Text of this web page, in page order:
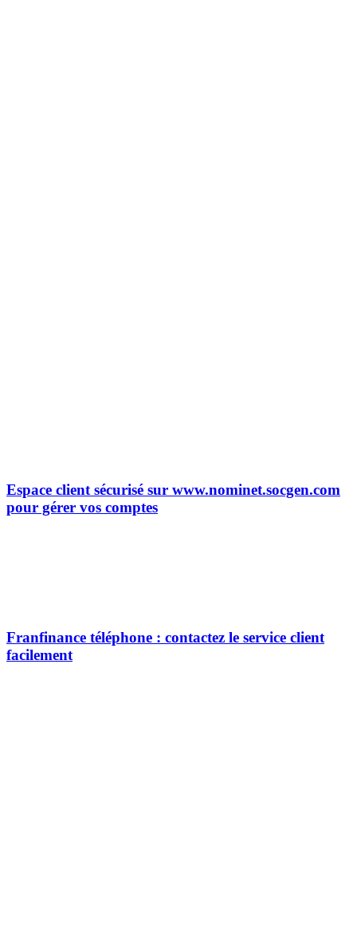
Espace client sécurisé sur www.nominet.socgen.com
pour gérer vos comptes
Franfinance téléphone : contactez le service client
facilement